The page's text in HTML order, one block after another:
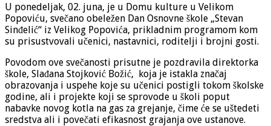
U ponedeljak, 02. juna, je u Domu kulture u Velikom
Popoviću, svečano obeležen Dan Osnovne škole „Stevan
Sinđelić“ iz Velikog Popovića, prikladnim programom kom
su prisustvovali učenici, nastavnici, roditelji i brojni gosti.
Povodom ove svečanosti prisutne je pozdravila direktorka
škole, Slađana Stojković Božić, koja je istakla značaj
obrazovanja i uspehe koje su učenici postigli tokom školske
godine, ali i projekte koji se sprovode u školi poput
nabavke novog kotla na gas za grejanje, čime će se uštedeti
sredstva ali i povečati efikasnost grajanja ove ustanove.